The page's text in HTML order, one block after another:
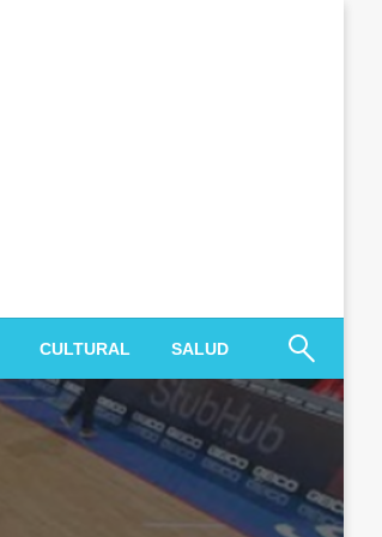
CULTURAL SALUD